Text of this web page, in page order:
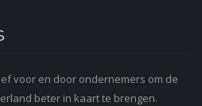
voor en door ondernemers om de
beter in kaart te brengen.